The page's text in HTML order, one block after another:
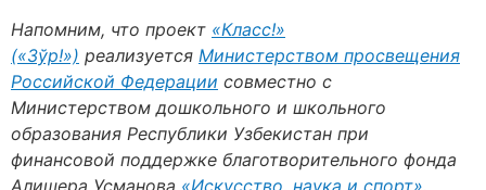
Напомним, что проект «Класс!»
(«Зўр!») реализуется Министерством просвещения
Российской Федерации совместно с
Министерством дошкольного и школьного
образования Республики Узбекистан при
финансовой поддержке благотворительного фонда